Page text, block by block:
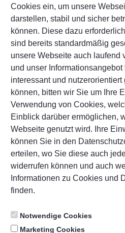
Cookies ein, um unsere
darstellen, stabil und sicher
können. Diese dazu
sind bereits standardmäßig
unsere Webseite auch laufend
und unser Informationsangebot
interessant und nutzerorientiert
können, bitten wir Sie um Ihre
Verwendung von Cookies,
Einblick darüber ermöglichen,
Webseite genutzt wird. Ihre
können Sie in den
erteilen, wo Sie diese auch
widerrufen können und auch
Informationen zu Cookies und
finden.
Notwendige Cookies
Marketing Cookies
txt-savings-security-
txt-savings-security-
question *
txt-savings-answer-security-
question *
txt-savings-
txt-savings-
txt-savings-